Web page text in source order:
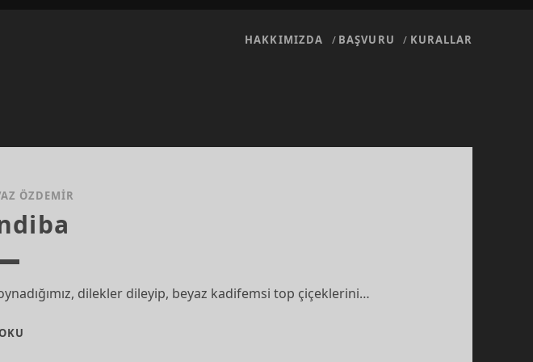
HAKKIMIZDA BAŞVURU KURALLAR
ÖZDEMIR
dilekler dileyip, beyaz kadifemsi top çiçeklerini…